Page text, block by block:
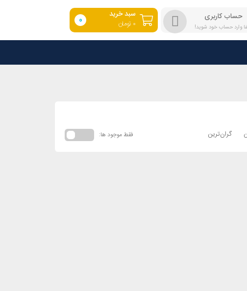
حساب کاربری
وارد حساب خود شوید!
سبد خرید
تومان ۰ 0
گران‌ترین فقط موجود ها: